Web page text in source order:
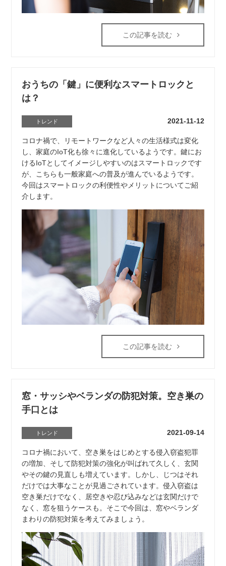
この記事を読む
おうちの「鍵」に便利なスマートロックと
は？
トレンド 2021-11-12
コロナ禍で、リモートワークなど人々の生活様式は変化
し、家庭のIoT化も徐々に進化しているようです。鍵にお
けるIoTとしてイメージしやすいのはスマートロックです
が、こちらも一般家庭への普及が進んでいるようです。
今回はスマートロックの利便性やメリットについてご紹
介します。
この記事を読む
窓・サッシやベランダの防犯対策。空き巣の
⼿⼝とは
トレンド 2021-09-14
コロナ禍において、空き巣をはじめとする侵入窃盗犯罪
の増加、そして防犯対策の強化が叫ばれて久しく、玄関
やその鍵の見直しも増えています。しかし、じつはそれ
だけでは大事なことが見過ごされています。侵入窃盗は
空き巣だけでなく、居空きや忍び込みなどは玄関だけで
なく、窓を狙うケースも。そこで今回は、窓やベランダ
まわりの防犯対策を考えてみましょう。